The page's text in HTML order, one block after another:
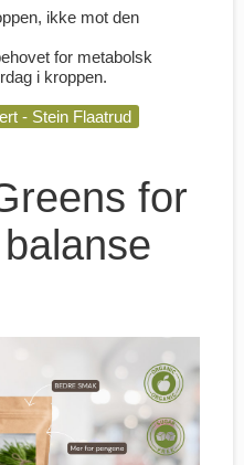
ikke mot den
for metabolsk
i kroppen.
- Stein Flaatrud
for